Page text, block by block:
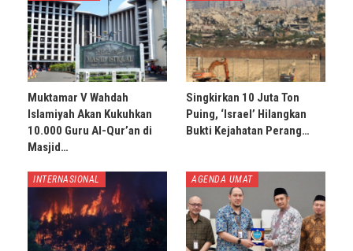
Muktamar V Wahdah
Islamiyah Akan Kukuhkan
10.000 Guru Al-Qur’an di
Masjid…
Singkirkan 10 Juta Ton
Puing, ‘Israel’ Hilangkan
Bukti Kejahatan Perang…
INTERNASIONAL AGENDA UMAT